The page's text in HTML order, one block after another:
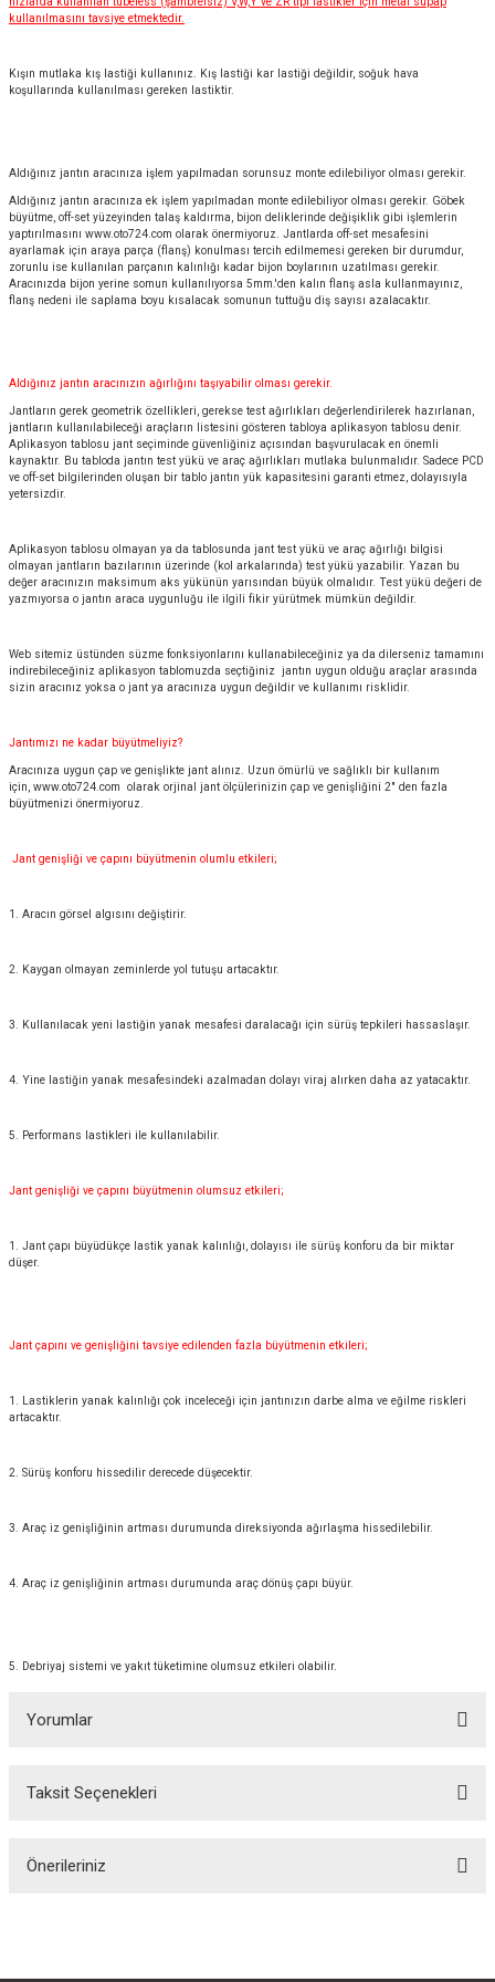
kullanılmasını tavsiye etmektedir.
Kışın mutlaka kış lastiği kullanınız. Kış lastiği kar lastiği değildir, soğuk hava
koşullarında kullanılması gereken lastiktir.
Aldığınız jantın aracınıza işlem yapılmadan sorunsuz monte edilebiliyor olması gerekir.
Aldığınız jantın aracınıza ek işlem yapılmadan monte edilebiliyor olması gerekir. Göbek
büyütme, off-set yüzeyinden talaş kaldırma, bijon deliklerinde değişiklik gibi işlemlerin
yaptırılmasını www.oto724.com olarak önermiyoruz. Jantlarda off-set mesafesini
ayarlamak için araya parça (flanş) konulması tercih edilmemesi gereken bir durumdur,
zorunlu ise kullanılan parçanın kalınlığı kadar bijon boylarının uzatılması gerekir.
Aracınızda bijon yerine somun kullanılıyorsa 5mm.'den kalın flanş asla kullanmayınız,
flanş nedeni ile saplama boyu kısalacak somunun tuttuğu diş sayısı azalacaktır.
Aldığınız jantın aracınızın ağırlığını taşıyabilir olması gerekir.
Jantların gerek geometrik özellikleri, gerekse test ağırlıkları değerlendirilerek hazırlanan,
jantların kullanılabileceği araçların listesini gösteren tabloya aplikasyon tablosu denir.
Aplikasyon tablosu jant seçiminde güvenliğiniz açısından başvurulacak en önemli
kaynaktır. Bu tabloda jantın test yükü ve araç ağırlıkları mutlaka bulunmalıdır. Sadece PCD
ve off-set bilgilerinden oluşan bir tablo jantın yük kapasitesini garanti etmez, dolayısıyla
yetersizdir.
Aplikasyon tablosu olmayan ya da tablosunda jant test yükü ve araç ağırlığı bilgisi
olmayan jantların bazılarının üzerinde (kol arkalarında) test yükü yazabilir. Yazan bu
değer aracınızın maksimum aks yükünün yarısından büyük olmalıdır. Test yükü değeri de
yazmıyorsa o jantın araca uygunluğu ile ilgili fikir yürütmek mümkün değildir.
Web sitemiz üstünden süzme fonksiyonlarını kullanabileceğiniz ya da dilerseniz tamamını
indirebileceğiniz aplikasyon tablomuzda seçtiğiniz jantın uygun olduğu araçlar arasında
sizin aracınız yoksa o jant ya aracınıza uygun değildir ve kullanımı risklidir.
Jantımızı ne kadar büyütmeliyiz?
Aracınıza uygun çap ve genişlikte jant alınız. Uzun ömürlü ve sağlıklı bir kullanım
için, www.oto724.com olarak orjinal jant ölçülerinizin çap ve genişliğini 2" den fazla
büyütmenizi önermiyoruz.
Jant genişliği ve çapını büyütmenin olumlu etkileri;
1. Aracın görsel algısını değiştirir.
2. Kaygan olmayan zeminlerde yol tutuşu artacaktır.
3. Kullanılacak yeni lastiğin yanak mesafesi daralacağı için sürüş tepkileri hassaslaşır.
4. Yine lastiğin yanak mesafesindeki azalmadan dolayı viraj alırken daha az yatacaktır.
5. Performans lastikleri ile kullanılabilir.
Jant genişliği ve çapını büyütmenin olumsuz etkileri;
1. Jant çapı büyüdükçe lastik yanak kalınlığı, dolayısı ile sürüş konforu da bir miktar
düşer.
Jant çapını ve genişliğini tavsiye edilenden fazla büyütmenin etkileri;
1. Lastiklerin yanak kalınlığı çok inceleceği için jantınızın darbe alma ve eğilme riskleri
artacaktır.
2. Sürüş konforu hissedilir derecede düşecektir.
3. Araç iz genişliğinin artması durumunda direksiyonda ağırlaşma hissedilebilir.
4. Araç iz genişliğinin artması durumunda araç dönüş çapı büyür.
5. Debriyaj sistemi ve yakıt tüketimine olumsuz etkileri olabilir.
Yorumlar
Bu ürüne ilk yorumu siz yapın!
Taksit Seçenekleri
Önerileriniz
Görüş ve önerileriniz için teşekkür ederiz.